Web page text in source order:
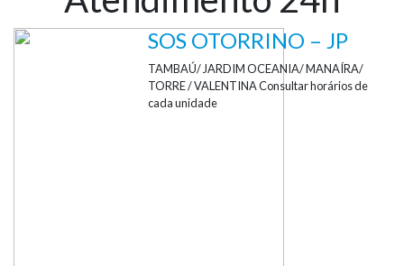
Facilitépara
servidoresPMCG
100% de cashback
SOS OTORRINO – JP
TAMBAÚ/ JARDIM OCEANIA/ MANAÍRA/
TORRE / VALENTINA Consultar horários de
cada unidade